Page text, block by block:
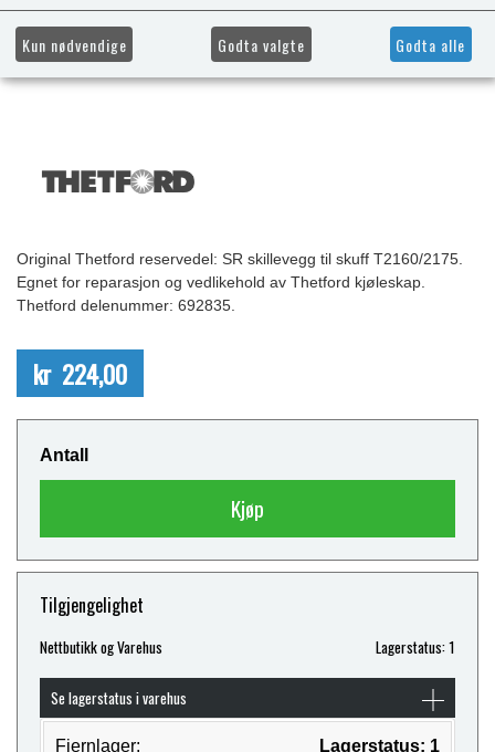
Original Thetford reservedel: SR skillevegg til skuff T2160/2175.
Egnet for reparasjon og vedlikehold av Thetford kjøleskap.
Thetford delenummer: 692835.
kr 224,00
Antall
Kjøp
Tilgjengelighet
Nettbutikk og Varehus Lagerstatus: 1
Se lagerstatus i varehus
Fjernlager: Lagerstatus: 1
Kun nødvendige Godta valgte Godta alle